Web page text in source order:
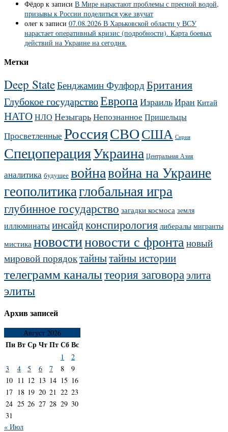
Фёдор к записи В Мире нарастают проблемы с пресной водой,
призывы к России поделиться уже звучат
олег к записи 07.08.2026 В Харьковской области у ВСУ
нарастает оперативный кризис (подробности). Карта боевых
действий на Украине на сегодня.
Метки
Deep StateБенджамин Фулфорд Британия
Глубокое государствоЕвропаИзраильИран Китай
НАТОНЛО НезыгарьНепознанное Пришельцы
Просветленные РоссияСВОСША Сирия
СпецоперацияУкраина Центральная Азия
аналитика будущее войнавойна на Украине
геополитикаглобальная игра
глубинное государство загадки космоса земля
иллюминатыинсайдконспирология либералы мигранты
мистика новостиновости с фронта новый
мировой порядоктайнытайны истории
телеграмм каналытеория заговораэлита
элиты
Архив записей
Август 2026
ПнВтСрЧтПтСбВс
1
2
3
4 5 6 7 8
9
10 11 12 13 14 15 16
17 18 19 20 21 22 23
24 25 26 27 28 29 30
31
« Июл